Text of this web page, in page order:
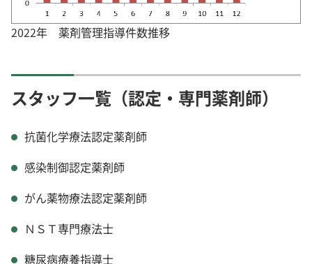
2022年 薬剤管理指導件数推移
スタッフ一覧（認定・専門薬剤師）
抗菌化学療法認定薬剤師
感染制御認定薬剤師
がん薬物療法認定薬剤師
ＮＳＴ専門療法士
糖尿病療養指導士